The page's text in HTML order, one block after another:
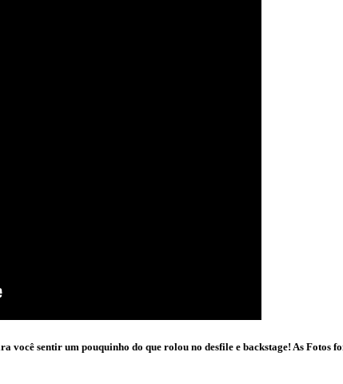
você sentir um pouquinho do que rolou no desfile e backstage! As